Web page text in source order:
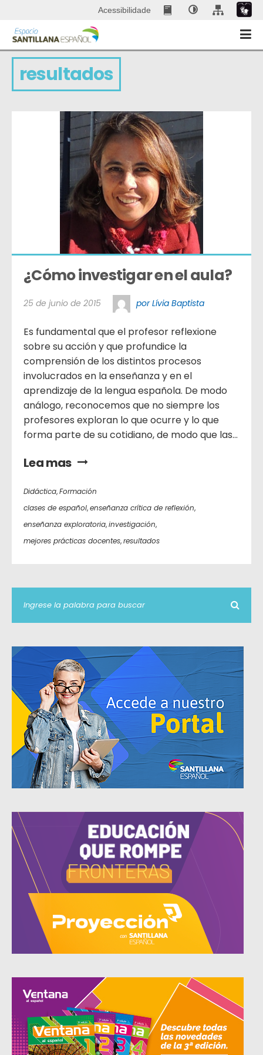
Acessibilidade
resultados
¿Cómo investigar en el aula?
25 de junio de 2015 por Lívia Baptista
Es fundamental que el profesor reflexione
sobre su acción y que profundice la
comprensión de los distintos procesos
involucrados en la enseñanza y en el
aprendizaje de la lengua española. De modo
análogo, reconocemos que no siempre los
profesores exploran lo que ocurre y lo que
forma parte de su cotidiano, de modo que las...
Lea mas
Didáctica,Formación
clases de español,enseñanza crítica de reflexión,
enseñanza exploratoria,investigación,
mejores prácticas docentes,resultados